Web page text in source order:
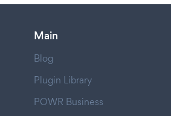
Main
Blog
Plugin Library
POWR Business